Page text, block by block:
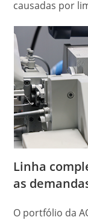
causadas por
Linha
as
O portfólio da